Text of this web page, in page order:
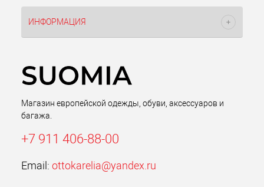
ИНФОРМАЦИЯ
Магазин европейской одежды, обуви, аксессуаров и
багажа.
+7 911 406-88-00
Email: ottokarelia@yandex.ru